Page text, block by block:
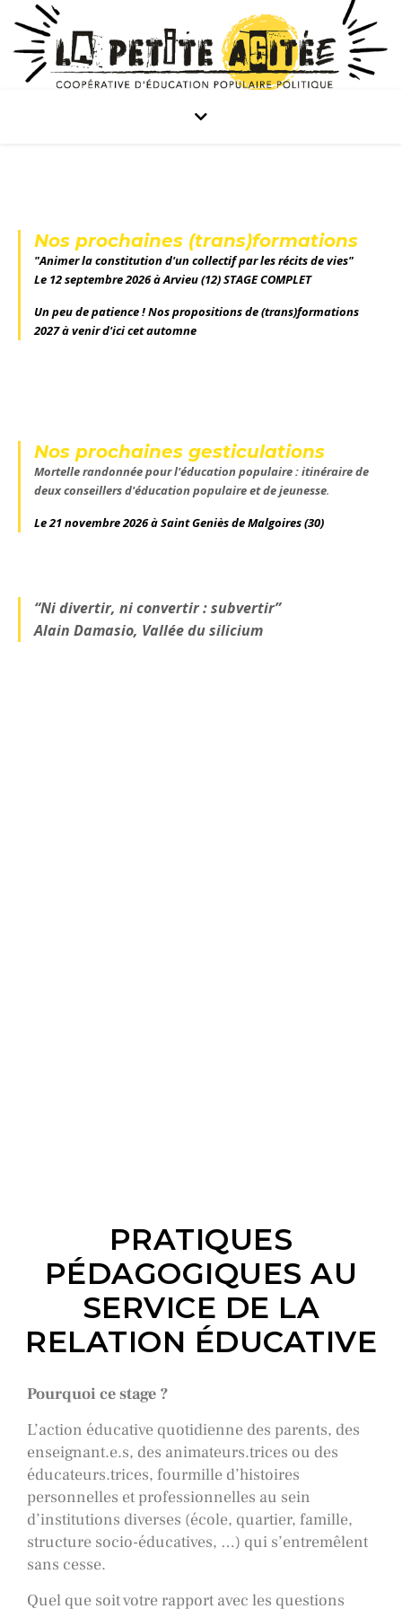
Nos prochaines (trans)formations
"Animer la constitution d'un collectif par les récits de vies"
Le 12 septembre 2026 à Arvieu (12) STAGE COMPLET
Un peu de patience ! Nos propositions de (trans)formations
2027 à venir d'ici cet automne
Nos prochaines gesticulations
Mortelle randonnée pour l'éducation populaire : itinéraire de
deux conseillers d'éducation populaire et de jeunesse.
Le 21 novembre 2026 à Saint Geniès de Malgoires(30)
“Ni divertir, ni convertir : subvertir”
Alain Damasio, Vallée du silicium
PRATIQUES
PÉDAGOGIQUES AU
SERVICE DE LA
RELATION ÉDUCATIVE
Pourquoi ce stage ?
L’action éducative quotidienne des parents, des
enseignant.e.s, des animateurs.trices ou des
éducateurs.trices, fourmille d’histoires
personnelles et professionnelles au sein
d’institutions diverses (école, quartier, famille,
structure socio-éducatives, …) qui s’entremêlent
sans cesse.
Quel que soit votre rapport avec les questions